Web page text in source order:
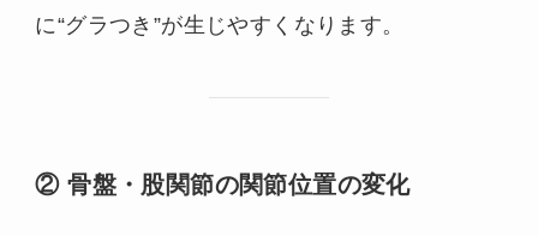
に“グラつき”が生じやすくなります。
② 骨盤・股関節の関節位置の変化